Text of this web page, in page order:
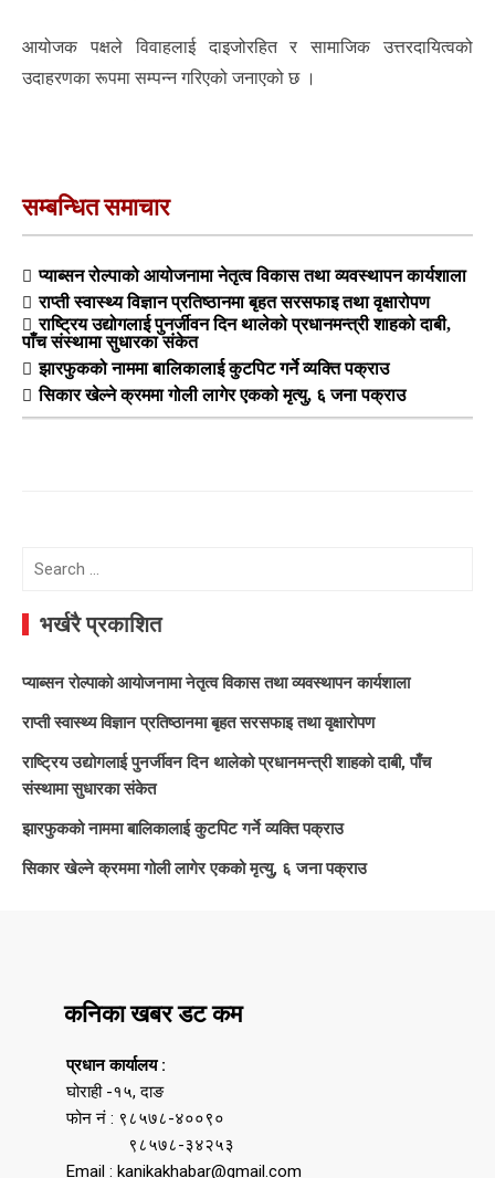
आयोजक पक्षले विवाहलाई दाइजोरहित र सामाजिक उत्तरदायित्वको
उदाहरणका रूपमा सम्पन्न गरिएको जनाएको छ ।
सम्बन्धित समाचार
प्याब्सन रोल्पाको आयोजनामा नेतृत्व विकास तथा व्यवस्थापन कार्यशाला
राप्ती स्वास्थ्य विज्ञान प्रतिष्ठानमा बृहत सरसफाइ तथा वृक्षारोपण
राष्ट्रिय उद्योगलाई पुनर्जीवन दिन थालेको प्रधानमन्त्री शाहको दाबी,
पाँच संस्थामा सुधारका संकेत
झारफुकको नाममा बालिकालाई कुटपिट गर्ने व्यक्ति पक्राउ
सिकार खेल्ने क्रममा गोली लागेर एकको मृत्यु, ६ जना पक्राउ
Search
भर्खरै प्रकाशित
प्याब्सन रोल्पाको आयोजनामा नेतृत्व विकास तथा व्यवस्थापन कार्यशाला
राप्ती स्वास्थ्य विज्ञान प्रतिष्ठानमा बृहत सरसफाइ तथा वृक्षारोपण
राष्ट्रिय उद्योगलाई पुनर्जीवन दिन थालेको प्रधानमन्त्री शाहको दाबी, पाँच
संस्थामा सुधारका संकेत
झारफुकको नाममा बालिकालाई कुटपिट गर्ने व्यक्ति पक्राउ
सिकार खेल्ने क्रममा गोली लागेर एकको मृत्यु, ६ जना पक्राउ
कनिका खबर डट कम
प्रधान कार्यालय :
घोराही -१५, दाङ
फोन नं : ९८५७८-४००९०
९८५७८-३४२५३
Email : kanikakhabar@gmail.com